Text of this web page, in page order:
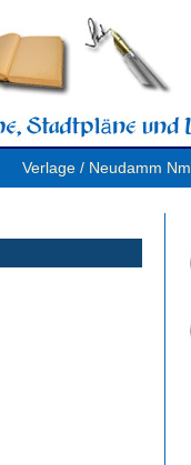
Verlage / Neudamm Nm.